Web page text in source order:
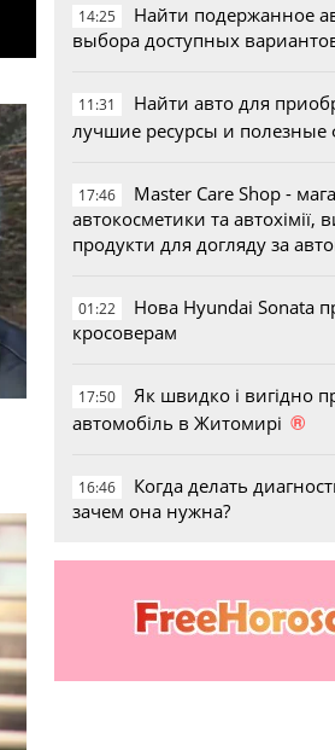
14:25
Найти подержанное
выбора доступных
11:31
Найти авто для
лучшие ресурсы и
17:46
Master Care Shop -
автокосметики та автохімії,
продукти для догляду за
01:22
Нова Hyundai Sonata
кросоверам
17:50
Як швидко і вигідно
автомобіль в Житомирі ®
16:46
Когда делать
зачем она нужна?